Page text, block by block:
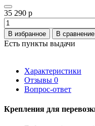
35 290 р
В избранное
В сравнение
Есть пункты выдачи
Характеристики
Отзывы 0
Вопрос-ответ
Крепления для